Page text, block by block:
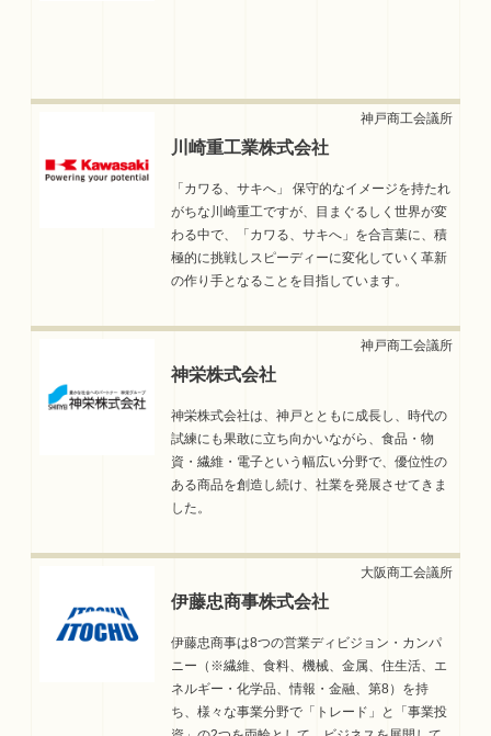
伊藤忠商事株式会社
伊藤忠商事は8つの営業ディビジョン・カンパ
ニー（※繊維、食料、機械、金属、住生活、エ
ネルギー・化学品、情報・金融、第8）を持
ち、様々な事業分野で「トレード」と「事業投
神栄株式会社
神栄株式会社は、神戸とともに成長し、時代の
試練にも果敢に立ち向かいながら、食品・物
資・繊維・電子という幅広い分野で、優位性の
ある商品を創造し続け、社業を発展させてきま
した。
川崎重工業株式会社
「カワる、サキへ」 保守的なイメージを持たれ
がちな川崎重工ですが、目まぐるしく世界が変
わる中で、「カワる、サキへ」を合言葉に、積
極的に挑戦しスピーディーに変化していく革新
の作り手となることを目指しています。